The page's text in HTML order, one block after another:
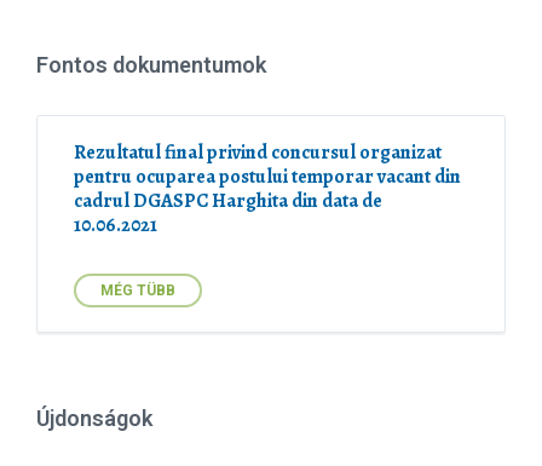
o
n
:
Fontos dokumentumok
Rezultatul final privind concursul organizat
pentru ocuparea postului temporar vacant din
cadrul DGASPC Harghita din data de
10.06.2021
MÉG TÜBB
Újdonságok